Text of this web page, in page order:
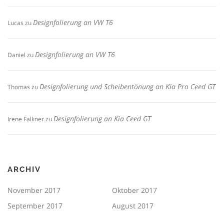
Lucas zuDesignfolierung an VW T6
Daniel zuDesignfolierung an VW T6
Thomas zuDesignfolierung und Scheibentönung an Kia Pro Ceed GT
Irene FalknerzuDesignfolierung an Kia Ceed GT
ARCHIV
November 2017
Oktober 2017
September 2017
August 2017